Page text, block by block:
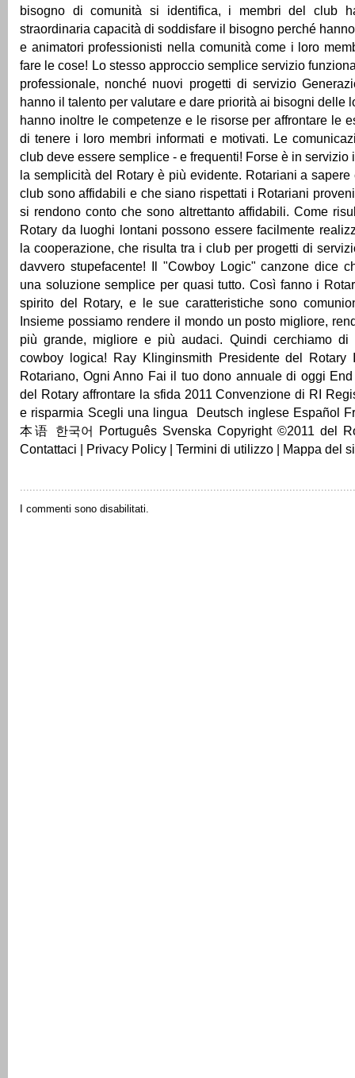
bisogno di comunità si identifica, i membri del club
straordinaria capacità di soddisfare il bisogno perché
e animatori professionisti nella comunità come i loro
fare le cose! Lo stesso approccio semplice servizio
professionale, nonché nuovi progetti di servizio
hanno il talento per valutare e dare priorità ai bisogni delle
hanno inoltre le competenze e le risorse per affrontare le
di tenere i loro membri informati e motivati. Le
club deve essere semplice - e frequenti! Forse è in servizio
la semplicità del Rotary è più evidente. Rotariani a
club sono affidabili e che siano rispettati i Rotariani
si rendono conto che sono altrettanto affidabili. Come
Rotary da luoghi lontani possono essere facilmente
la cooperazione, che risulta tra i club per progetti di
davvero stupefacente! Il "Cowboy Logic" canzone dice
una soluzione semplice per quasi tutto. Così fanno i
spirito del Rotary, e le sue caratteristiche sono
Insieme possiamo rendere il mondo un posto migliore,
più grande, migliore e più audaci. Quindi cerchiamo
cowboy logica! Ray Klinginsmith Presidente del Rotary
Rotariano, Ogni Anno Fai il tuo dono annuale di oggi
del Rotary affrontare la sfida 2011 Convenzione di RI
e risparmia Scegli una lingua Deutsch inglese Español
本语 한국어 Português Svenska Copyright ©2011 del
Contattaci | Privacy Policy | Termini di utilizzo | Mappa del
I commenti sono disabilitati.